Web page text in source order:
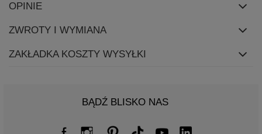
OPINIE
ZWROTY I WYMIANA
ZAKŁADKA KOSZTY WYSYŁKI
BĄDŹ BLISKO NAS